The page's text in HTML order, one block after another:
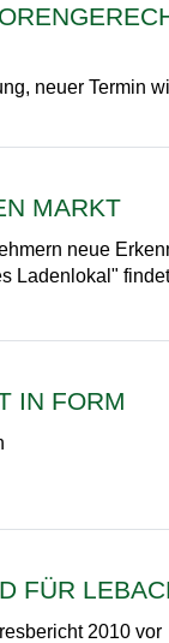
neuer Termin
MARKT
neue
Ladenlokal"
IN FORM
FÜR
2010 vor